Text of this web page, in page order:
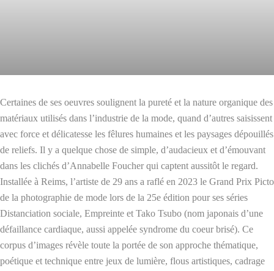
Certaines de ses oeuvres soulignent la pureté et la nature organique des
matériaux utilisés dans l’industrie de la mode, quand d’autres saisissent
avec force et délicatesse les fêlures humaines et les paysages dépouillés
de reliefs. Il y a quelque chose de simple, d’audacieux et d’émouvant
dans les clichés d’Annabelle Foucher qui captent aussitôt le regard.
Installée à Reims, l’artiste de 29 ans a raflé en 2023 le Grand Prix Picto
de la photographie de mode lors de la 25e édition pour ses séries
Distanciation sociale, Empreinte et Tako Tsubo (nom japonais d’une
défaillance cardiaque, aussi appelée syndrome du coeur brisé). Ce
corpus d’images révèle toute la portée de son approche thématique,
poétique et technique entre jeux de lumière, flous artistiques, cadrage